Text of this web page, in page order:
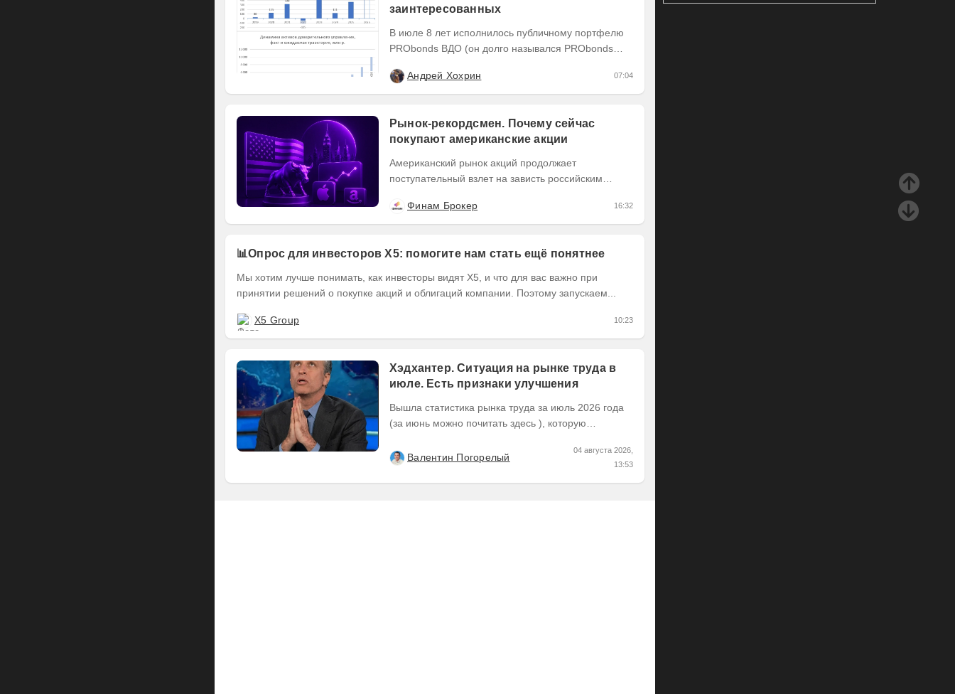
заинтересованных
В июле 8 лет исполнилось публичному портфелю
PRObonds ВДО (он долго назывался PRObonds
PRObonds...
Андрей Хохрин 07:04
Рынок-рекордсмен. Почему сейчас
покупают американские акции
Американский рынок акций продолжает
поступательный взлет на зависть российским
В... Финам Брокер 16:32
📊Опрос для инвесторов X5: помогите нам стать ещё понятнее
Мы хотим лучше понимать, как инвесторы видят X5, и что для вас важно при
принятии решений о покупке акций и облигаций компании. Поэтому запускаем...
X5 Group 10:23
Хэдхантер. Ситуация на рынке труда в
июле. Есть признаки улучшения
Вышла статистика рынка труда за июль 2026 года
(за июнь можно почитать здесь ), которую
Валентин Погорелый
04 августа 2026,
13:53